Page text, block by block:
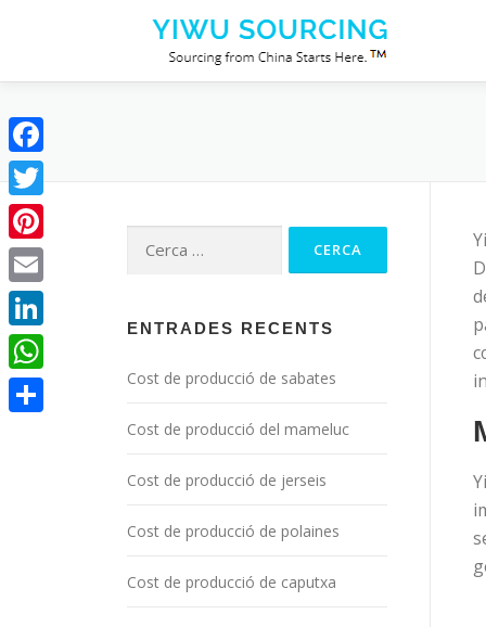
Cerca:
ENTRADES RECENTS
Cost de producció de sabates
Cost de producció del mameluc
Cost de producció de jerseis
Cost de producció de polaines
Cost de producció de caputxa
Facebook
Twitter
Pinterest
Email
LinkedIn
WhatsApp